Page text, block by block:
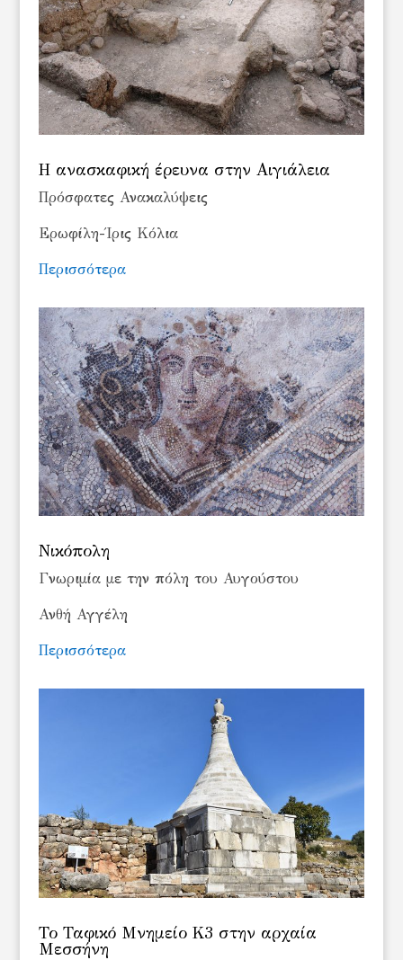
Η ανασκαφική έρευνα στην Αιγιάλεια
Πρόσφατες Ανακαλύψεις
Ερωφίλη-Ίρις Κόλια
Περισσότερα
Νικόπολη
Γνωριμία με την πόλη του Αυγούστου
Ανθή Αγγέλη
Περισσότερα
Το Ταφικό Μνημείο Κ3 στην αρχαία
Μεσσήνη